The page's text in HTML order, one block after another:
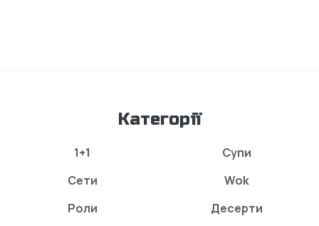
Категорії
1+1
Сети
Роли
Супи
Wok
Десерти